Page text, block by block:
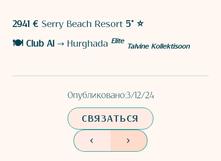
2941 € Serry Beach Resort 5* ⭐️
🍽️ Club AI → Hurghada Elite
Talvine Kollektisoon
Опубликовано:3/12/24
СВЯЗАТЬСЯ
< >